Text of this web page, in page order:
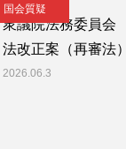
国会質疑
衆議院法務委員
法改正案（再審法
2026.06.3